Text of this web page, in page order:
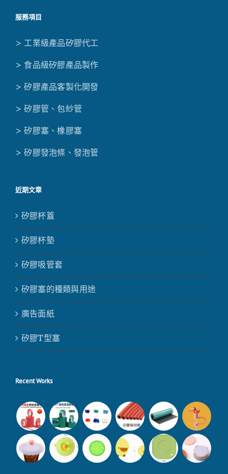
服務項目
> 工業級產品矽膠代工
> 食品級矽膠產品製作
> 矽膠產品客製化開發
> 矽膠管、包紗管
> 矽膠塞、橡膠塞
> 矽膠發泡條、發泡管
近期文章
矽膠杯蓋
矽膠杯墊
矽膠吸管套
矽膠塞的種類與用途
廣告面紙
矽膠T型塞
Recent Works